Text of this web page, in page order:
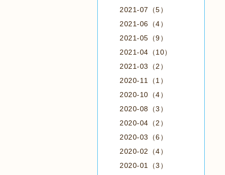
2021-07（5）
2021-06（4）
2021-05（9）
2021-04（10）
2021-03（2）
2020-11（1）
2020-10（4）
2020-08（3）
2020-04（2）
2020-03（6）
2020-02（4）
2020-01（3）